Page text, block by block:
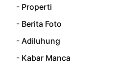
- Properti
- Berita Foto
- Adiluhung
- Kabar Manca